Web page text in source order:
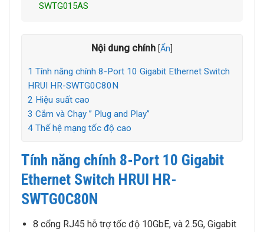
SWTG015AS
Nội dung chính [Ẩn
1 Tính năng chính 8-Port 10 Gigabit Ethernet Switch
HRUI HR-SWTG0C80N
2 Hiệu suất cao
3 Cắm và Chạy ” Plug and Play”
4 Thế hệ mạng tốc độ cao
Tính năng chính 8-Port 10 Gigabit
Ethernet Switch HRUI HR-
SWTG0C80N
8 cổng RJ45 hỗ trợ tốc độ 10GbE, và 2.5G, Gigabit